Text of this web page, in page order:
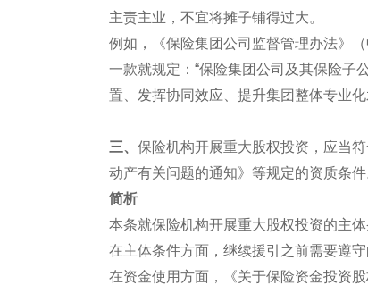
主责主业，不宜将摊子铺得过大。
例如，《保险集团公司监督管理办法》
一款就规定：“保险集团公司及其保险子
置、发挥协同效应、提升集团整体专业
三、 保险机构开展重大股权投资，应当
动产有关问题的通知》等规定的资质条
简析
本条就保险机构开展重大股权投资的主
在主体条件方面，继续援引之前需要遵守
在资金使用方面，《关于保险资金投资